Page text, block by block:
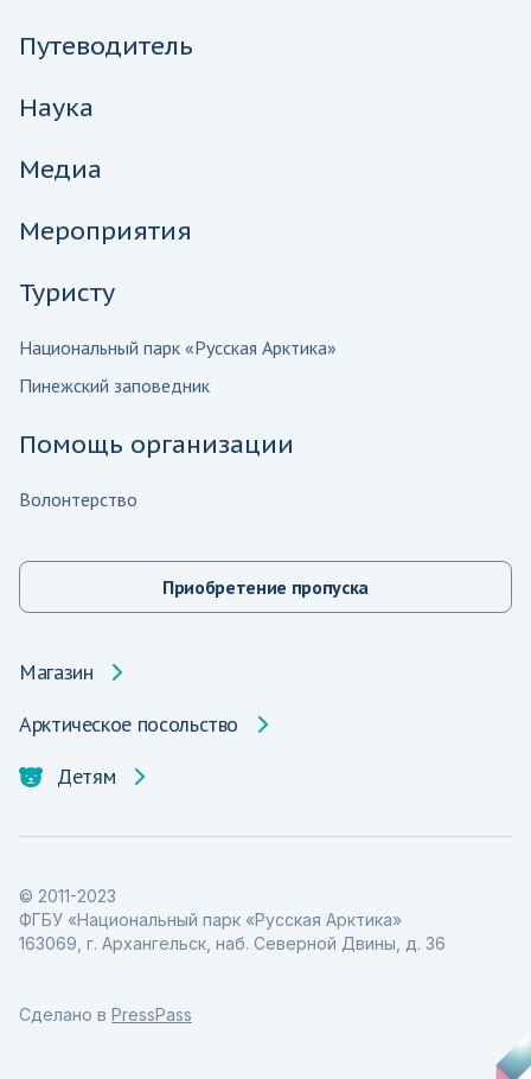
Путеводитель
Наука
Медиа
Мероприятия
Туристу
Национальный парк «Русская Арктика»
Пинежский заповедник
Помощь организации
Волонтерство
Приобретение пропуска
Магазин
Арктическое посольство
Детям
© 2011-2023
ФГБУ «Национальный парк «Русская Арктика»
163069, г. Архангельск, наб. Северной Двины, д. 36
Сделано в PressPass